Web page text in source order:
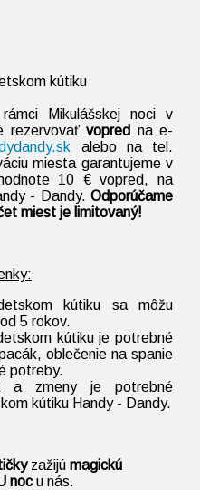
kútiku
Mikulášskej noci v
rezervovaťvopred na e-
alebo na tel.
miesta garantujeme v
10 € vopred, na
- Dandy. Odporúčame
miest je limitovaný!
kútiku sa môžu
5 rokov.
kútiku je potrebné
oblečenie na spanie
potreby.
a zmeny je potrebné
kútiku Handy - Dandy.
zažijú magickú
nocu nás.